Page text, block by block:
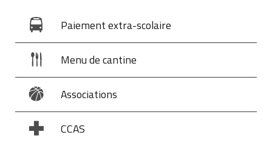
Paiement extra-scolaire
Menu de cantine
Associations
CCAS